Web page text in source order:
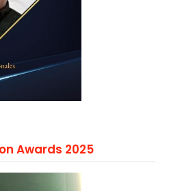
Awards 2025